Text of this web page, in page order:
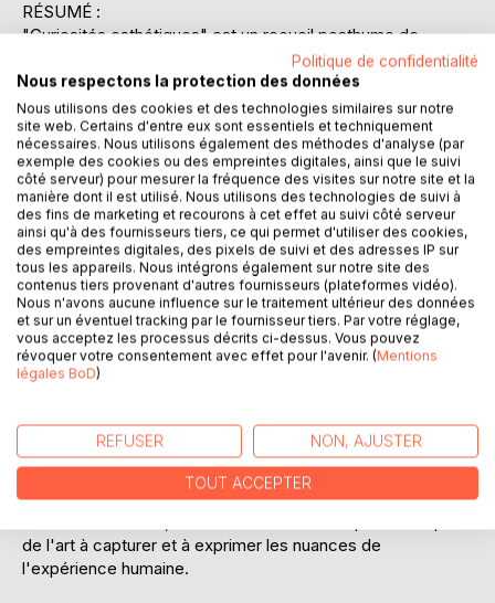
RÉSUMÉ :
"Curiosités esthétiques" est un recueil posthume de
critiques d'art rédigées par le célèbre poète français
Charles Baudelaire. Publié en 1868, cet ouvrage rassemble
une sélection d'essais qui témoignent de l'acuité
intellectuelle et de l'oeil aiguisé de Baudelaire pour les arts
visuels. Le poète, connu pour sa plume incisive et son
esprit critique, s'intéresse ici à divers artistes et
mouvements artistiques de son époque, offrant des
réflexions pénétrantes sur la peinture, la sculpture et
l'esthétique en général. Parmi les sujets abordés, on trouve
des analyses de l'oeuvre de Delacroix, des considérations
sur l'art romantique, ainsi que des réflexions sur la
modernité artistique naissante. Baudelaire, à travers ces
textes, ne se contente pas de décrire les oeuvres ; il
s'efforce de comprendre l'intention de l'artiste et l'impact
émotionnel de l'art sur le spectateur. En lisant "Curiosités
et les préférences artistiques de Baudelaire, mais aussi
une vision critique qui a influencé des générations de
penseurs et de créateurs. Ce recueil constitue une
exploration profonde de l'interaction entre l'art et la
de l'art à capturer et à exprimer les nuances de
l'expérience humaine.
Politique de confidentialité
Nous respectons la protection des données
Nous utilisons des cookies et des technologies similaires sur notre
site web. Certains d'entre eux sont essentiels et techniquement
nécessaires. Nous utilisons également des méthodes d'analyse (par
exemple des cookies ou des empreintes digitales, ainsi que le suivi
côté serveur) pour mesurer la fréquence des visites sur notre site et la
manière dont il est utilisé. Nous utilisons des technologies de suivi à
des fins de marketing et recourons à cet effet au suivi côté serveur
ainsi qu'à des fournisseurs tiers, ce qui permet d'utiliser des cookies,
des empreintes digitales, des pixels de suivi et des adresses IP sur
tous les appareils. Nous intégrons également sur notre site des
contenus tiers provenant d'autres fournisseurs (plateformes vidéo).
Nous n'avons aucune influence sur le traitement ultérieur des données
et sur un éventuel tracking par le fournisseur tiers. Par votre réglage,
vous acceptez les processus décrits ci-dessus. Vous pouvez
révoquer votre consentement avec effet pour l'avenir. (Mentions
légales BoD)
REFUSER NON, AJUSTER
TOUT ACCEPTER